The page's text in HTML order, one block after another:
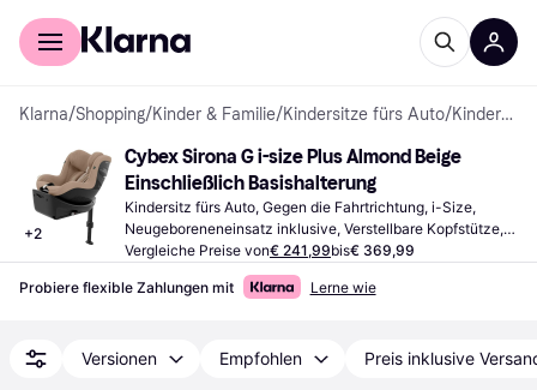
Für Shopper
Klarna/Shopping/Kinder & Familie/Kindersitze fürs Auto/ Kindersitze fürs Auto
+2
Cybex Sirona G i-size Plus Almond Beige
Einschließlich Basishalterung
Kindersitz fürs Auto, Gegen die Fahrtrichtung, i-Size,
Neugeboreneneinsatz inklusive, Verstellbare Kopfstütze,
Einschließlich Basishalterung, Seitlicher Aufprallschutz
(ASIP), Waschbarer Bezug, Drehbar
Vergleiche Preise von€ 241,99bis€ 369,99
Probiere flexible Zahlungen mit Lerne wie
Versionen Empfohlen Preis inklusive